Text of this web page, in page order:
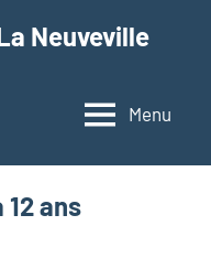
Neuveville
Menu
ans